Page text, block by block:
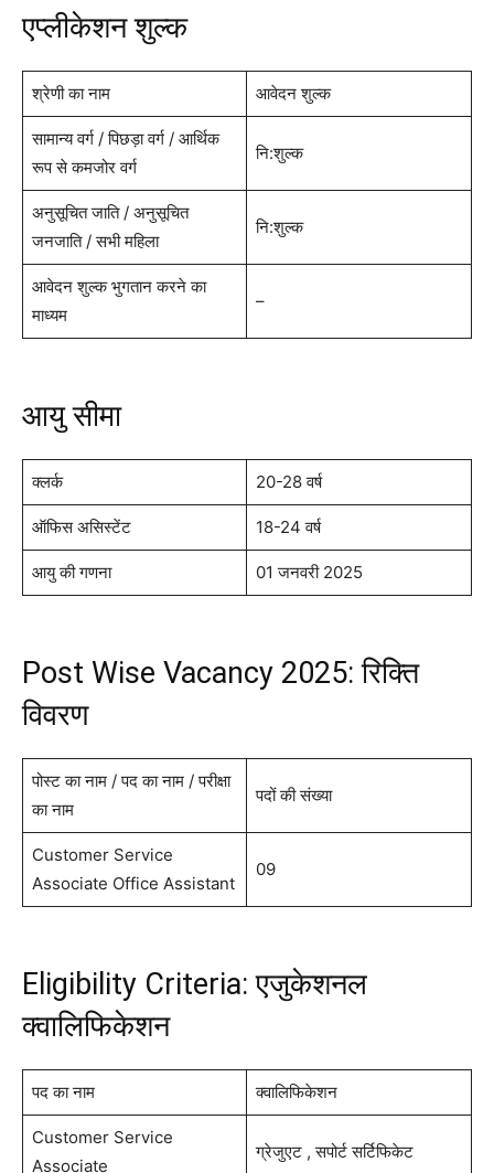
एप्लीकेशन शुल्क
श्रेणी का नाम आवेदन शुल्क
सामान्य वर्ग / पिछड़ा वर्ग / आर्थिक
रूप से कमजोर वर्ग
नि:शुल्क
अनुसूचित जाति / अनुसूचित
जनजाति / सभी महिला
नि:शुल्क
आवेदन शुल्क भुगतान करने का
माध्यम
–
आयु सीमा
क्लर्क 20-28 वर्ष
ऑफिस असिस्टेंट 18-24 वर्ष
आयु की गणना 01 जनवरी 2025
Post Wise Vacancy 2025: रिक्ति
विवरण
पोस्ट का नाम / पद का नाम / परीक्षा
का नाम
पदों की संख्या
Customer Service
Associate Office Assistant
09
Eligibility Criteria: एजुकेशनल
क्वालिफिकेशन
पद का नाम क्वालिफिकेशन
Customer Service
Associate
ग्रेजुएट , सपोर्ट सर्टिफिकेट